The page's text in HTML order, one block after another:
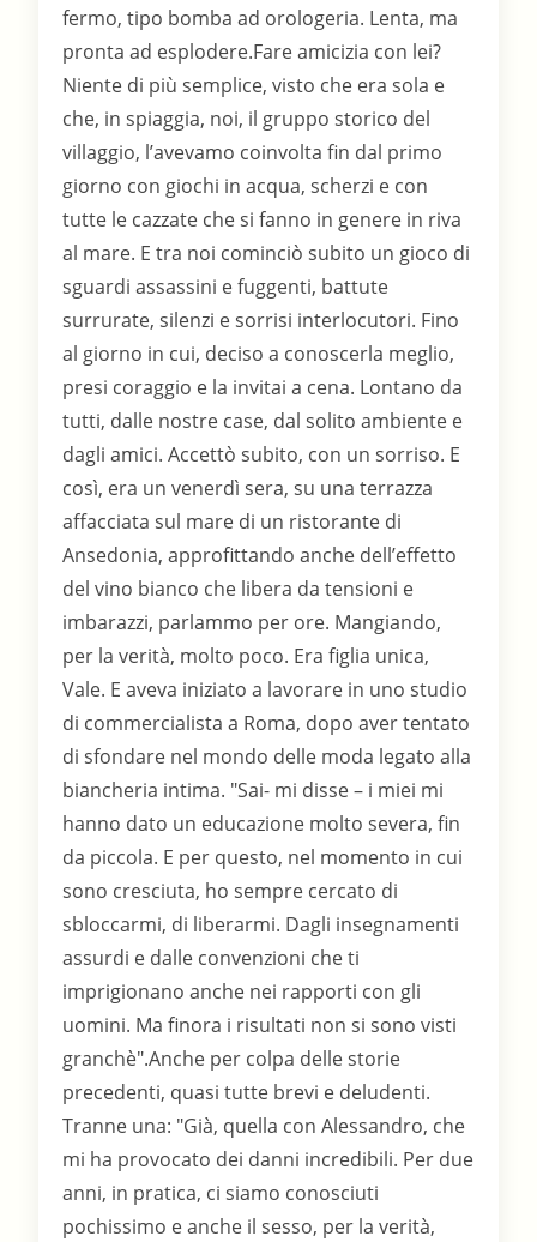
fermo, tipo bomba ad orologeria. Lenta, ma
pronta ad esplodere.Fare amicizia con lei?
Niente di più semplice, visto che era sola e
che, in spiaggia, noi, il gruppo storico del
villaggio, l’avevamo coinvolta fin dal primo
giorno con giochi in acqua, scherzi e con
tutte le cazzate che si fanno in genere in riva
al mare. E tra noi cominciò subito un gioco di
sguardi assassini e fuggenti, battute
surrurate, silenzi e sorrisi interlocutori. Fino
al giorno in cui, deciso a conoscerla meglio,
presi coraggio e la invitai a cena. Lontano da
tutti, dalle nostre case, dal solito ambiente e
dagli amici. Accettò subito, con un sorriso. E
così, era un venerdì sera, su una terrazza
affacciata sul mare di un ristorante di
Ansedonia, approfittando anche dell’effetto
del vino bianco che libera da tensioni e
imbarazzi, parlammo per ore. Mangiando,
per la verità, molto poco. Era figlia unica,
Vale. E aveva iniziato a lavorare in uno studio
di commercialista a Roma, dopo aver tentato
di sfondare nel mondo delle moda legato alla
biancheria intima. "Sai- mi disse – i miei mi
hanno dato un educazione molto severa, fin
da piccola. E per questo, nel momento in cui
sono cresciuta, ho sempre cercato di
sbloccarmi, di liberarmi. Dagli insegnamenti
assurdi e dalle convenzioni che ti
imprigionano anche nei rapporti con gli
uomini. Ma finora i risultati non si sono visti
granchè".Anche per colpa delle storie
precedenti, quasi tutte brevi e deludenti.
Tranne una: "Già, quella con Alessandro, che
mi ha provocato dei danni incredibili. Per due
anni, in pratica, ci siamo conosciuti
pochissimo e anche il sesso, per la verità,